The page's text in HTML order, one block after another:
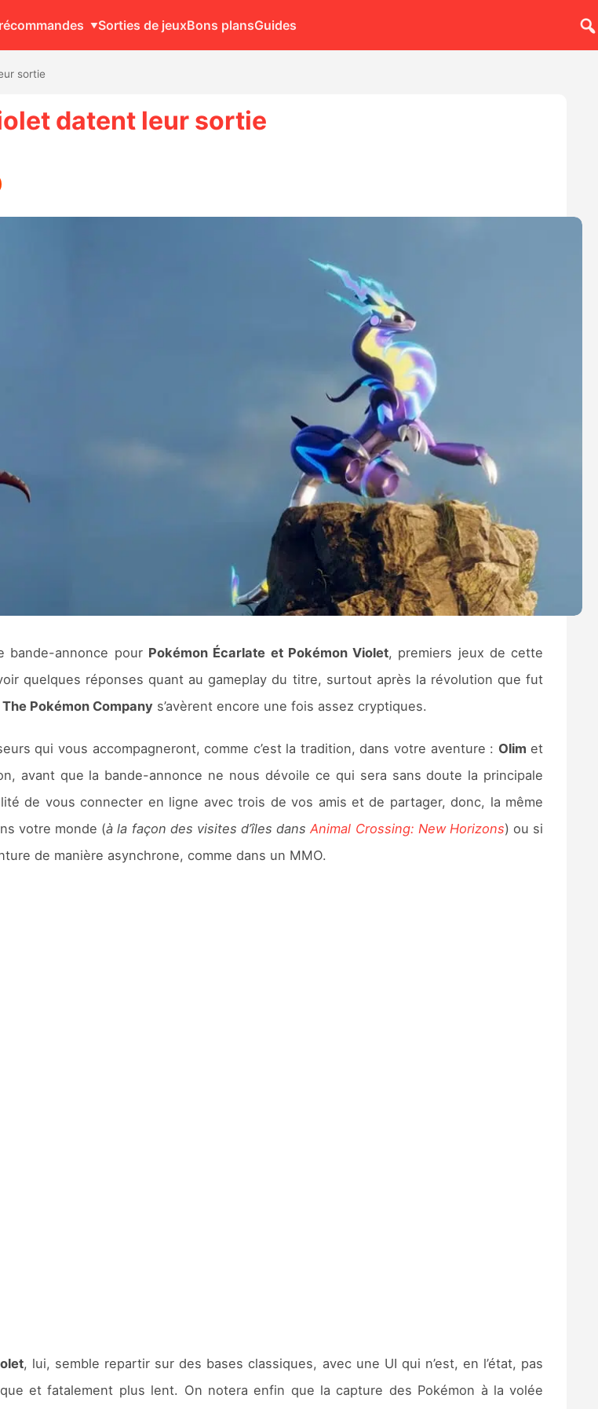
Sorties de jeuxBons plansGuides
sortie
datent leur sortie
bande-annonce pour Pokémon Écarlate et Pokémon Violet, premiers jeux de cette
quelques réponses quant au gameplay du titre, surtout après la révolution que fut
The Pokémon Companys’avèrent encore une fois assez cryptiques.
qui vous accompagneront, comme c’est la tradition, dans votre aventure : Olim et
avant que la bande-annonce ne nous dévoile ce qui sera sans doute la principale
de vous connecter en ligne avec trois de vos amis et de partager, donc, la même
votre monde (à la façon des visites d’îles dansAnimal Crossing: New Horizons) ou si
de manière asynchrone, comme dans un MMO.
, lui, semble repartir sur des bases classiques, avec une UI qui n’est, en l’état, pas
et fatalement plus lent. On notera enfin que la capture des Pokémon à la volée